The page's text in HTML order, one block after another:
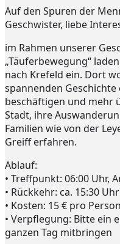
Neu hier
Veranstaltungen
Gemeinde
Youtube
Churchtools
Jugend
Jugend
Intern
Auf den Spuren der
Geschwister, liebe
im Rahmen unserer
„Täuferbewegung“
nach Krefeld ein. Dort
spannenden
beschäftigen und mehr
Stadt, ihre
Familien wie von der
Greiff erfahren.
Ablauf:
• Treffpunkt: 06:00 Uhr,
• Rückkehr: ca. 15:30 Uhr
• Kosten: 15 € pro
• Verpflegung: Bitte ein
ganzen Tag mitbringen